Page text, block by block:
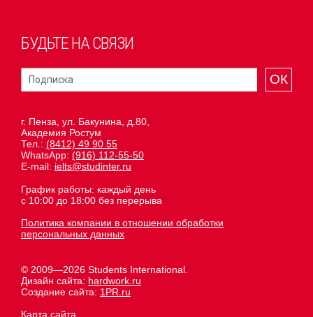
БУДЬТЕ НА СВЯЗИ
ОК
г. Пенза, ул. Бакунина, д.80,
Академия Ростум
Тел.: (8412) 49 90 55
WhatsApp: (916) 112-55-50
E-mail: ielts@studinter.ru
График работы: каждый день
с 10:00 до 18:00 без перерыва
Политика компании в отношении обработки
персональных данных
© 2009—2026 Students International.
Дизайн сайта: hardwork.ru
Создание сайта: 1PR.ru
Карта сайта